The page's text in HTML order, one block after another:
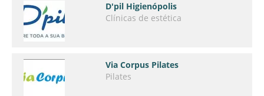
D'pil Higienópolis
Clínicas de estética
Via Corpus Pilates
Pilates